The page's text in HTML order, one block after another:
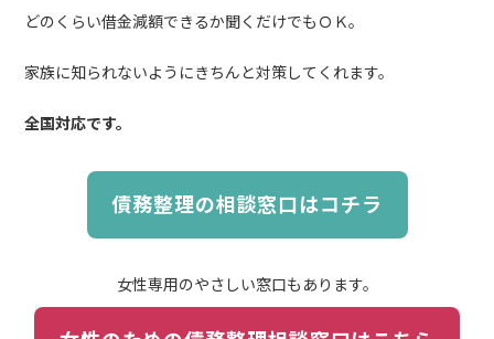
どのくらい借金減額できるか聞くだけでもＯＫ。
家族に知られないようにきちんと対策してくれます。
全国対応です。
債務整理の相談窓口はコチラ
女性専用のやさしい窓口もあります。